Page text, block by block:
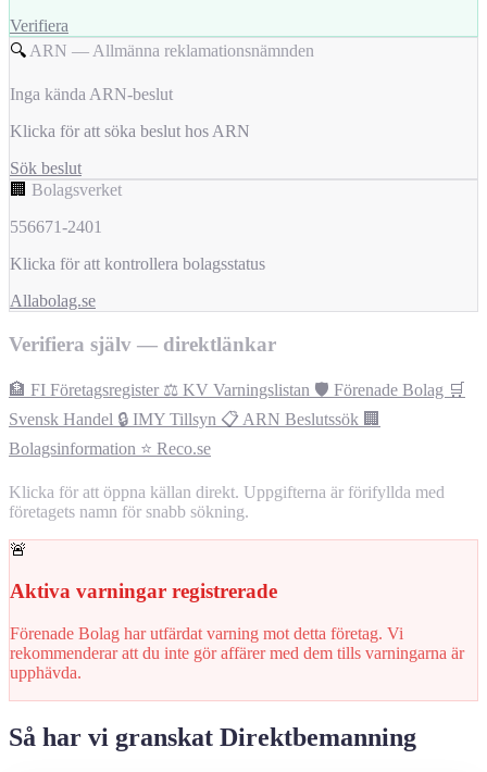
Verifiera
🔍 ARN — Allmänna reklamationsnämnden
Inga kända ARN-beslut
Klicka för att söka beslut hos ARN
Sök beslut
🏢 Bolagsverket
556671-2401
Klicka för att kontrollera bolagsstatus
Allabolag.se
Verifiera själv — direktlänkar
🏦 FI Företagsregister ⚖️ KV Varningslistan 🛡️ Förenade Bolag 🛒
Svensk Handel 🔒 IMY Tillsyn 📋 ARN Beslutssök 🏢
Bolagsinformation ⭐ Reco.se
Klicka för att öppna källan direkt. Uppgifterna är förifyllda med
företagets namn för snabb sökning.
🚨
Aktiva varningar registrerade
Förenade Bolag har utfärdat varning mot detta företag. Vi
rekommenderar att du inte gör affärer med dem tills varningarna är
upphävda.
Så har vi granskat Direktbemanning